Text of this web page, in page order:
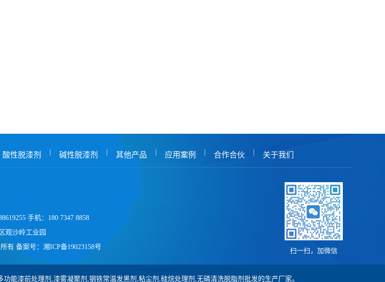
酸性脱漆剂 碱性脱漆剂 其他产品 应用案例 合作合伙 关于我们
手机：180 7347 8858
观沙岭工业园
所有备案号： 湘ICP备19023158号
扫一扫，加微信
能漆前处理剂,漆雾凝聚剂,钢铁常温发黑剂,粘尘剂,硅烷处理剂,无磷清洗脱脂剂批发的生产厂家。